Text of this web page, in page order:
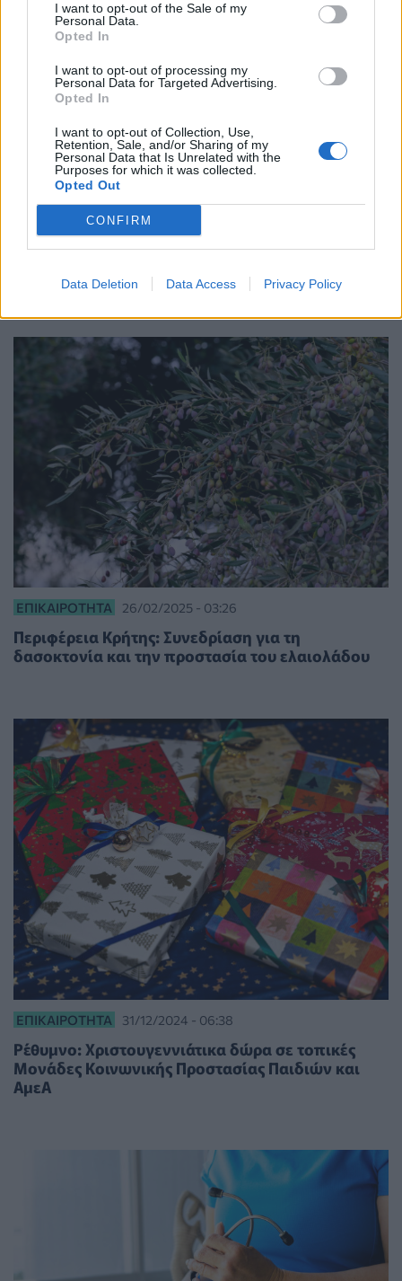
I want to opt-out of the Sale of my
Personal Data.
Opted In
I want to opt-out of processing my
Personal Data for Targeted Advertising.
Opted In
I want to opt-out of Collection, Use,
Retention, Sale, and/or Sharing of my
Personal Data that Is Unrelated with the
Purposes for which it was collected.
Opted Out
CONFIRM
Data Deletion Data Access Privacy Policy
24/03/2025 - 13:13
Μυρωδιές κρητικής κουζίνας στους χώρους του
ΟΗΕ, στη Βιέννη
ΕΠΙΚΑΙΡΌΤΗΤΑ 26/02/2025 - 03:26
Περιφέρεια Κρήτης: Συνεδρίαση για τη
δασοκτονία και την προστασία του ελαιολάδου
ΕΠΙΚΑΙΡΌΤΗΤΑ 31/12/2024 - 06:38
Ρέθυμνο: Χριστουγεννιάτικα δώρα σε τοπικές
Μονάδες Κοινωνικής Προστασίας Παιδιών και
ΑμεΑ